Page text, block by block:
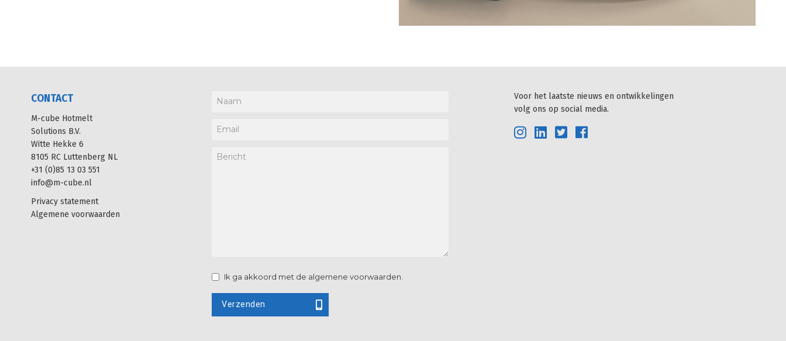
CONTACT
M-cube Hotmelt
Solutions B.V.
Witte Hekke 6
8105 RC Luttenberg NL
+31 (0)85 13 03 551
info@m-cube.nl
Privacy statement
Algemene voorwaarden
Ik ga akkoord met de algemene voorwaarden.
Verzenden
Voor het laatste nieuws en ontwikkelingen
volg ons op social media.